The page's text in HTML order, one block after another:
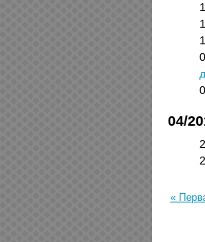
04/
«